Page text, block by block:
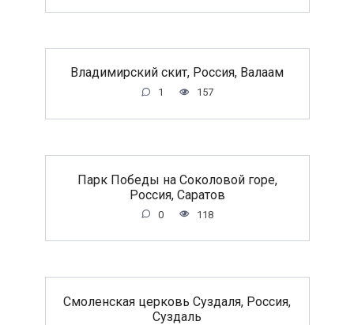
Владимирский скит, Россия, Валаам
1 157
Парк Победы на Соколовой горе,
Россия, Саратов
0 118
Смоленская церковь Суздаля, Россия,
Суздаль